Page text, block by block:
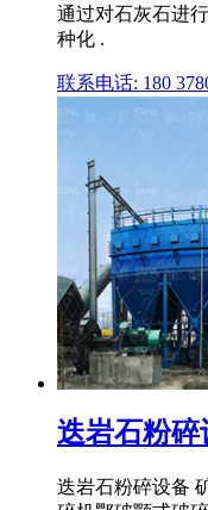
通过对石灰石进
种化 .
联系电话: 180
迭岩石粉碎
迭岩石粉碎设备